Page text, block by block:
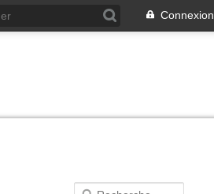
Connexion